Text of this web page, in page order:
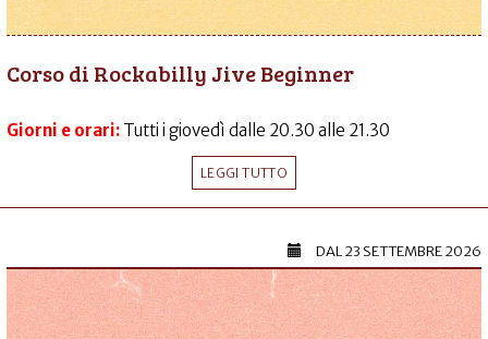
Corso di Rockabilly Jive Beginner
Giorni e orari: Tutti i giovedì dalle 20.30 alle 21.30
LEGGI TUTTO
DAL23 SETTEMBRE 2026